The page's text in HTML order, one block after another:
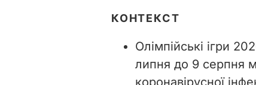
КОНТЕКСТ
Олімпійські ігри
липня до 9 серпня
коронавірусної